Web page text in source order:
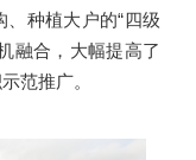
种植大户的“四级
融合，大幅提高了
范推广。